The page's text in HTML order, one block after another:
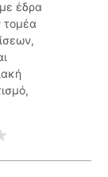
έδρα
τομέα